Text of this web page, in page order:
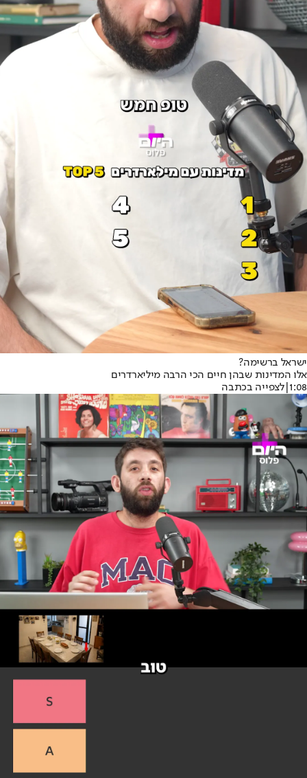
ישראל ברשימה?
אלו המדינות שבהן חיים הכי הרבה מיליארדרים
1:08
|לצפייה בכתבה